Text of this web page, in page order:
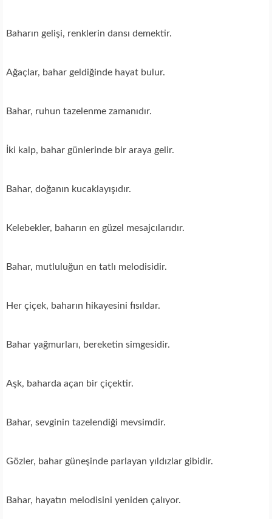
Baharın gelişi, renklerin dansı demektir.
Ağaçlar, bahar geldiğinde hayat bulur.
Bahar, ruhun tazelenme zamanıdır.
İki kalp, bahar günlerinde bir araya gelir.
Bahar, doğanın kucaklayışıdır.
Kelebekler, baharın en güzel mesajcılarıdır.
Bahar, mutluluğun en tatlı melodisidir.
Her çiçek, baharın hikayesini fısıldar.
Bahar yağmurları, bereketin simgesidir.
Aşk, baharda açan bir çiçektir.
Bahar, sevginin tazelendiği mevsimdir.
Gözler, bahar güneşinde parlayan yıldızlar gibidir.
Bahar, hayatın melodisini yeniden çalıyor.